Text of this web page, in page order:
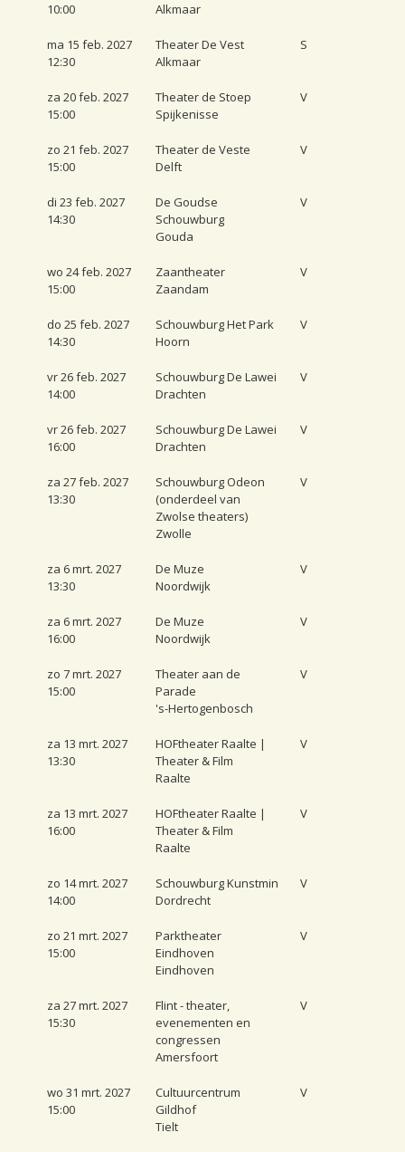
10:00 Alkmaar
ma 15 feb. 2027
12:30
Theater De Vest
Alkmaar
S
za 20 feb. 2027
15:00
Theater de Stoep
Spijkenisse
V
zo 21 feb. 2027
15:00
Theater de Veste
Delft
V
di 23 feb. 2027
14:30
De Goudse
Schouwburg
Gouda
V
wo 24 feb. 2027
15:00
Zaantheater
Zaandam
V
do 25 feb. 2027
14:30
Schouwburg Het Park
Hoorn
V
vr 26 feb. 2027
14:00
Schouwburg De Lawei
Drachten
V
vr 26 feb. 2027
16:00
Schouwburg De Lawei
Drachten
V
za 27 feb. 2027
13:30
Schouwburg Odeon
(onderdeel van
Zwolse theaters)
Zwolle
V
za 6 mrt. 2027
13:30
De Muze
Noordwijk
V
za 6 mrt. 2027
16:00
De Muze
Noordwijk
V
zo 7 mrt. 2027
15:00
Theater aan de
Parade
's-Hertogenbosch
V
za 13 mrt. 2027
13:30
HOFtheater Raalte |
Theater & Film
Raalte
V
za 13 mrt. 2027
16:00
HOFtheater Raalte |
Theater & Film
Raalte
V
zo 14 mrt. 2027
14:00
Schouwburg Kunstmin
Dordrecht
V
zo 21 mrt. 2027
15:00
Parktheater
Eindhoven
Eindhoven
V
za 27 mrt. 2027
15:30
Flint - theater,
evenementen en
congressen
Amersfoort
V
wo 31 mrt. 2027
15:00
Cultuurcentrum
Gildhof
Tielt
V